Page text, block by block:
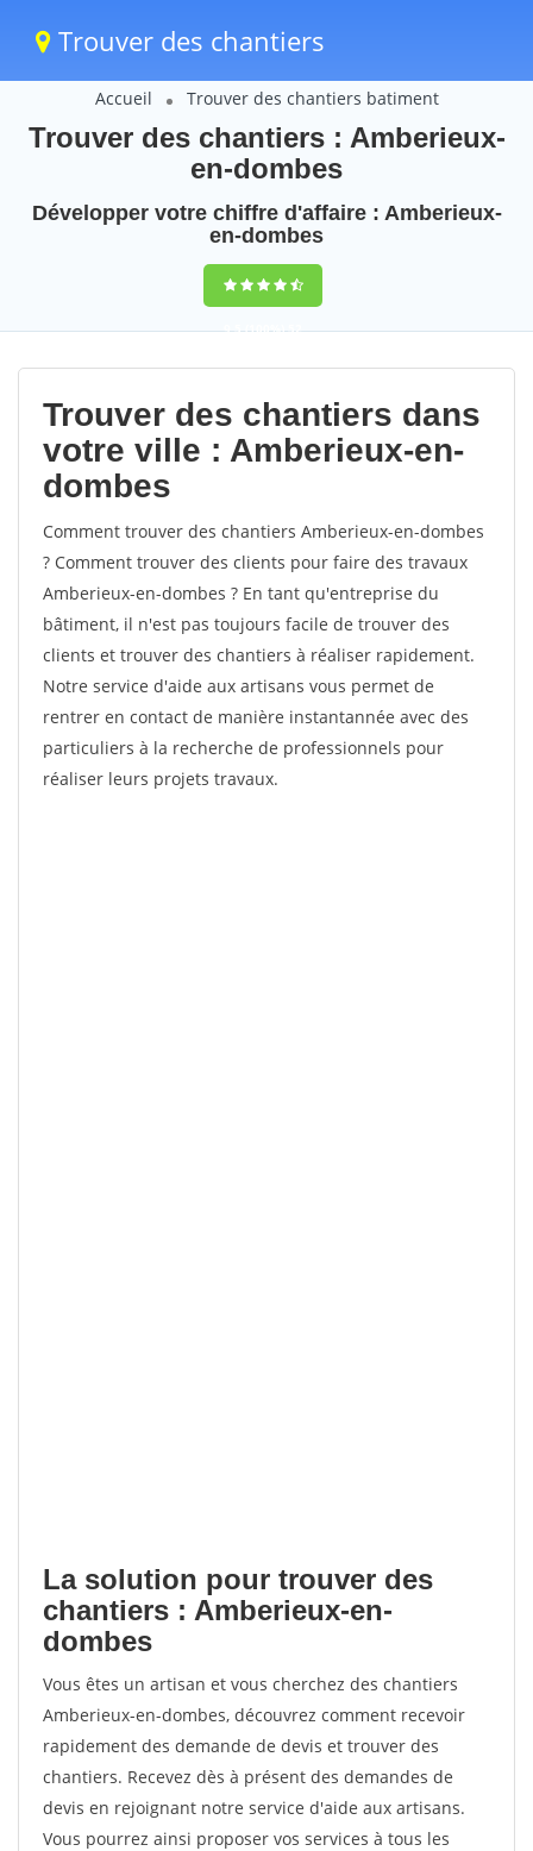
Trouver des chantiers
Accueil Trouver des chantiers batiment
Trouver des chantiers : Amberieux-
en-dombes
Développer votre chiffre d'affaire : Amberieux-
en-dombes
9,5(100%)52
votes
Trouver des chantiers dans
votre ville : Amberieux-en-
dombes
Comment trouver des chantiers Amberieux-en-dombes
? Comment trouver des clients pour faire des travaux
Amberieux-en-dombes ? En tant qu'entreprise du
bâtiment, il n'est pas toujours facile de trouver des
clients et trouver des chantiers à réaliser rapidement.
Notre service d'aide aux artisans vous permet de
rentrer en contact de manière instantannée avec des
particuliers à la recherche de professionnels pour
réaliser leurs projets travaux.
La solution pour trouver des
chantiers : Amberieux-en-
dombes
Vous êtes un artisan et vous cherchez des chantiers
Amberieux-en-dombes, découvrez comment recevoir
rapidement des demande de devis et trouver des
chantiers. Recevez dès à présent des demandes de
devis en rejoignant notre service d'aide aux artisans.
Vous pourrez ainsi proposer vos services à tous les